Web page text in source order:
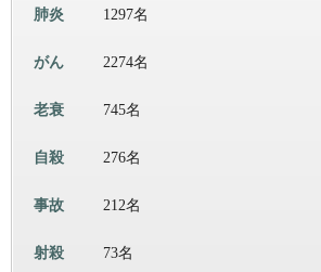
肺炎 1297名
がん 2274名
老衰 745名
自殺 276名
事故 212名
射殺 73名